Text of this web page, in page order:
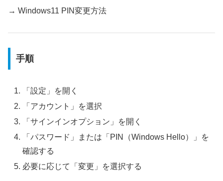
→ Windows11 PIN変更方法
手順
「設定」を開く
「アカウント」を選択
「サインインオプション」を開く
「パスワード」または「PIN（Windows Hello）」を
確認する
必要に応じて「変更」を選択する